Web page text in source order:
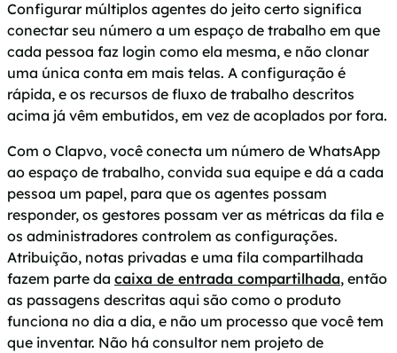
Configurar múltiplos agentes do jeito certo significa
conectar seu número a um espaço de trabalho em que
cada pessoa faz login como ela mesma, e não clonar
uma única conta em mais telas. A configuração é
rápida, e os recursos de fluxo de trabalho descritos
acima já vêm embutidos, em vez de acoplados por fora.
Com o Clapvo, você conecta um número de WhatsApp
ao espaço de trabalho, convida sua equipe e dá a cada
pessoa um papel, para que os agentes possam
responder, os gestores possam ver as métricas da fila e
os administradores controlem as configurações.
Atribuição, notas privadas e uma fila compartilhada
fazem parte da caixa de entrada compartilhada, então
as passagens descritas aqui são como o produto
funciona no dia a dia, e não um processo que você tem
que inventar. Não há consultor nem projeto de